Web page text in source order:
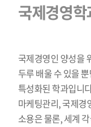
국제경영
국제경영인 양성을
두루 배울 수 있을
특성화된 학과입니
마케팅관리, 국제경
소용은 물론, 세계